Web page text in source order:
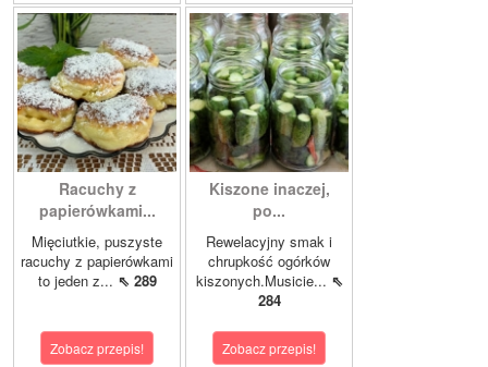
Racuchy z
papierówkami...
Mięciutkie, puszyste
racuchy z papierówkami
to jeden z... ⇖ 289
Zobacz przepis!
Kiszone inaczej,
po...
Rewelacyjny smak i
chrupkość ogórków
kiszonych.Musicie... ⇖
284
Zobacz przepis!